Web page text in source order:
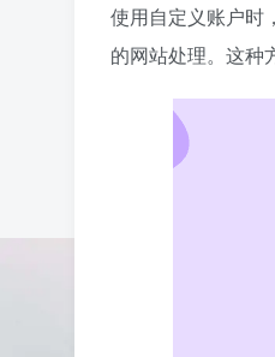
使用自定义账户时
的网站处理。这种